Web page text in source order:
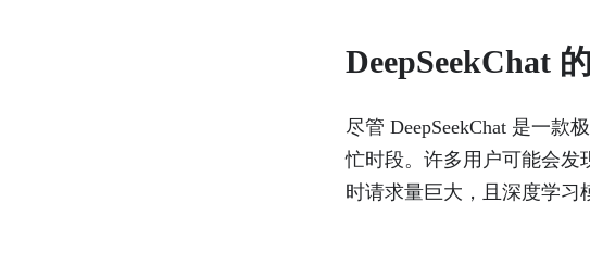
DeepSeekChat
尽管 DeepSeekChat 是一
忙时段。许多用户可能会发
时请求量巨大，且深度学习